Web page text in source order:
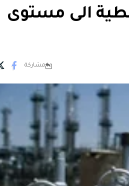
الى مستوى
مشاركة